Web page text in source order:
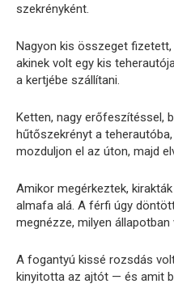
szekrényként.
Nagyon kis összeget
akinek volt egy kis
a kertjébe szállítani.
Ketten, nagy erőfeszítéssel,
hűtőszekrényt a
mozduljon el az úton, majd
Amikor megérkeztek,
almafa alá. A férfi úgy
megnézze, milyen állapotban
A fogantyú kissé rozsdás
kinyitotta az ajtót — és amit